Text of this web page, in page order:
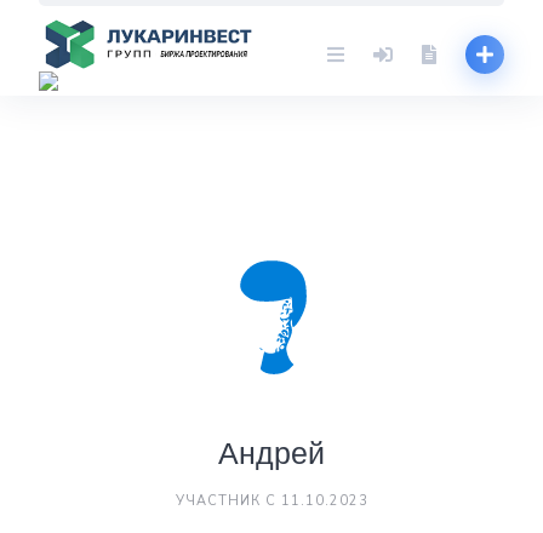
content
Андрей
УЧАСТНИК С 11.10.2023